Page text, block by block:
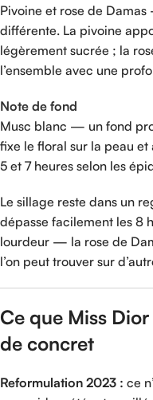
Pivoine et rose de
différente. La pivoine
légèrement sucrée ; la
l’ensemble avec une
Note de fond
Musc blanc — un fond
fixe le floral sur la peau
5 et 7 heures selon les
Le sillage reste dans un
dépasse facilement les 8
lourdeur — la rose de
l’on peut trouver sur
Ce que Miss
de concret
Reformulation 2023 : ce